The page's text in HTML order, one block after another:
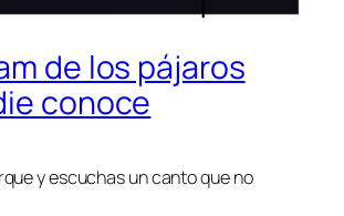
de los pájaros
conoce
y escuchas un canto que no